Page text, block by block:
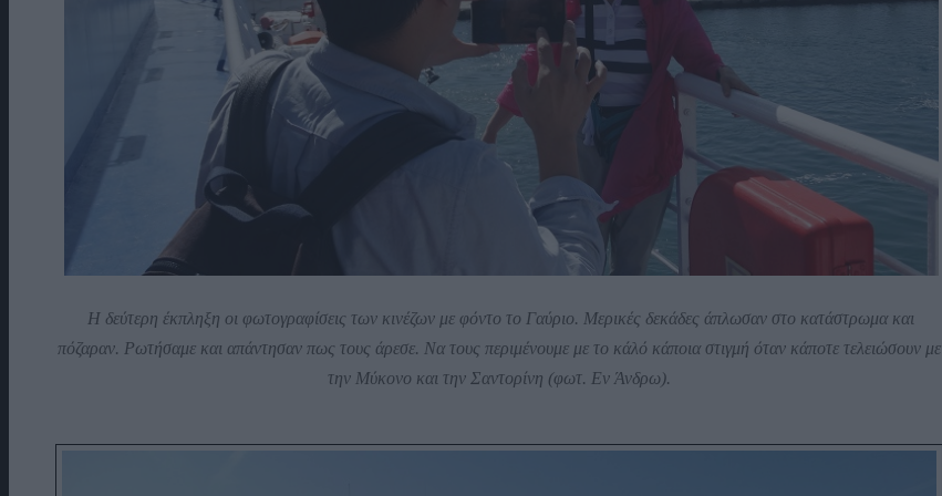
Η δεύτερη έκπληξη οι φωτογραφίσεις των κινέζων με φόντο το Γαύριο. Μερικές δεκάδες άπλωσαν στο κατάστρωμα και
πόζαραν. Ρωτήσαμε και απάντησαν πως τους άρεσε. Να τους περιμένουμε με το κάλό κάποια στιγμή όταν κάποτε τελειώσουν με
την Μύκονο και την Σαντορίνη (φωτ. Εν Άνδρω).